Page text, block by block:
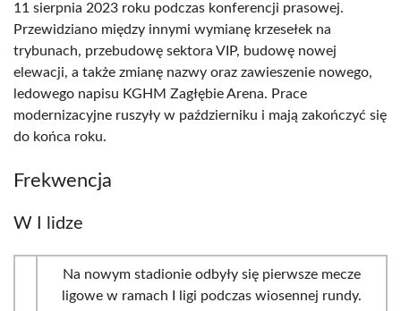
11 sierpnia 2023 roku podczas konferencji prasowej.
Przewidziano między innymi wymianę krzesełek na
trybunach, przebudowę sektora VIP, budowę nowej
elewacji, a także zmianę nazwy oraz zawieszenie nowego,
ledowego napisu KGHM Zagłębie Arena. Prace
modernizacyjne ruszyły w październiku i mają zakończyć się
do końca roku.
Frekwencja
W I lidze
Na nowym stadionie odbyły się pierwsze mecze
ligowe w ramach I ligi podczas wiosennej rundy.